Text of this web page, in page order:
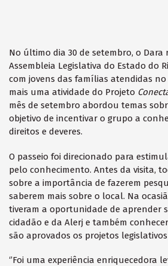
No último dia 30 de setembro, o
Assembleia Legislativa do Estado do
com jovens das famílias atendidas
mais uma atividade do Projeto
mês de setembro abordou temas
objetivo de incentivar o grupo a
direitos e deveres.
O passeio foi direcionado para
pelo conhecimento. Antes da visita,
sobre a importância de fazerem
saberem mais sobre o local. Na
tiveram a oportunidade de aprender
cidadão e da Alerj e também
são aprovados os projetos legislativos
‘’Foi uma experiência enriquecedora